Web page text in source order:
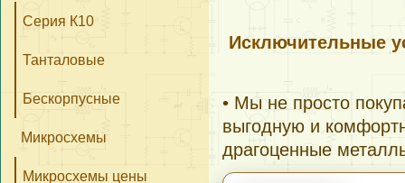
Исключительные
• Мы не просто
выгодную и
драгоценные
Серия К10
Танталовые
Бескорпусные
Микросхемы
Микросхемы цены